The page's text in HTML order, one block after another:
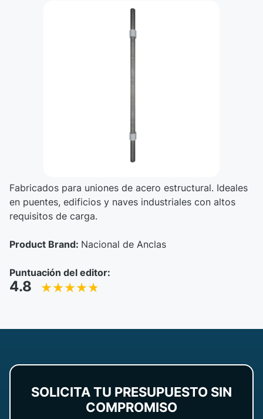
Fabricados para uniones de acero estructural. Ideales
en puentes, edificios y naves industriales con altos
requisitos de carga.
Product Brand: Nacional de Anclas
Puntuación del editor:
4.8
SOLICITA TU PRESUPUESTO SIN
COMPROMISO